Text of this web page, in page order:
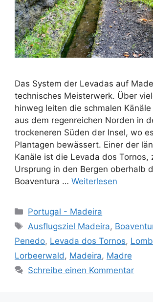
Das System der Levadas auf
technisches Meisterwerk. Über
hinweg leiten die schmalen
aus dem regenreichen Norden in
trockeneren Süden der Insel, wo
Plantagen bewässert. Einer der
Kanäle ist die Levada dos Tornos,
Ursprung in den Bergen oberhalb
Boaventura … Weiterlesen
Kategorien
Portugal - Madeira
Schlagwörter
Ausflugsziel Madeira,
Penedo, Levada dos Tornos,
Lorbeerwald, Madeira, Madre
Schreibe einen Kommentar